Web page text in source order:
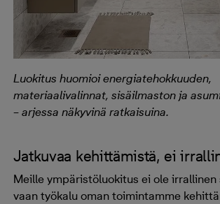
Luokitus huomioi energiatehokkuuden,
materiaalivalinnat, sisäilmaston ja
– arjessa näkyvinä ratkaisuina.
Jatkuvaa kehittämistä, ei
Meille ympäristöluokitus ei ole
vaan työkalu oman toimintamme